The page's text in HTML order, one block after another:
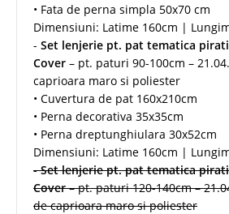
• Fata de perna simpla 50x70 cm
Dimensiuni: Latime 160cm |
- Set lenjerie pt. pat tematica
Cover – pt. paturi 90-100cm –
caprioara maro si poliester
• Cuvertura de pat 160x210cm
• Perna decorativa 35x35cm
• Perna dreptunghiulara 30x52cm
Dimensiuni: Latime 160cm |
-Set lenjerie pt. pat tematica
Cover– pt. paturi 120-140cm –
de caprioara maro si poliester